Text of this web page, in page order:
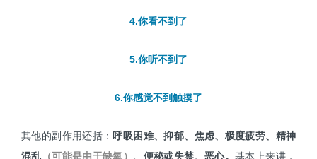
4.你看不到了
5.你听不到了
6.你感觉不到触摸了
其他的副作用还括： 呼吸困难、抑郁、焦虑、极度疲劳、精神
混乱 （可能是由于缺氧） 、便秘或失禁、恶心。基本上来讲，